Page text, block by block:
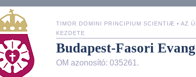
TIMOR DOMINI PRINCIPIUM SCIENTIÆ • AZ
KEZDETE
Budapest-Fasori
OM azonosító: 035261.